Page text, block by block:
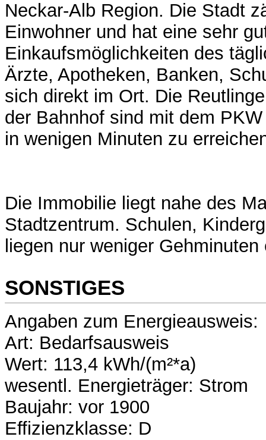
Neckar-Alb Region. Die Stadt
Einwohner und hat eine sehr
Einkaufsmöglichkeiten des
Ärzte, Apotheken, Banken,
sich direkt im Ort. Die
der Bahnhof sind mit dem
in wenigen Minuten zu
Die Immobilie liegt nahe des
Stadtzentrum. Schulen,
liegen nur weniger
SONSTIGES
Angaben zum Energieausweis:
Art: Bedarfsausweis
Wert: 113,4 kWh/(m²*a)
wesentl. Energieträger: Strom
Baujahr: vor 1900
Effizienzklasse: D